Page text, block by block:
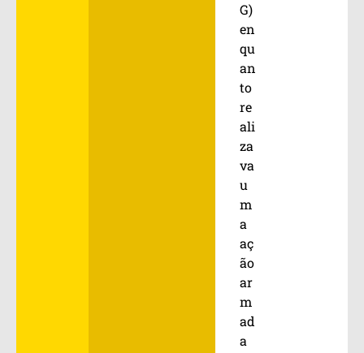
G)
en
qu
an
to
re
ali
za
va
u
m
a
aç
ão
ar
m
ad
a